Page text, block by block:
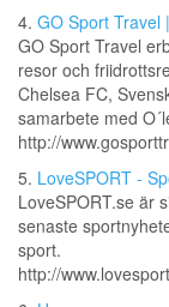
4. GO Sport Travel
GO Sport Travel
resor och
Chelsea FC,
samarbete med
http://
5. LoveSPORT -
LoveSPORT.se är
senaste
sport.
http://